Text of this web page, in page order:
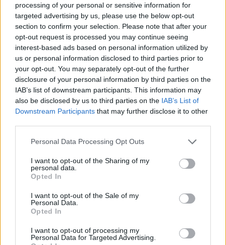
processing of your personal or sensitive information for
targeted advertising by us, please use the below opt-out
section to confirm your selection. Please note that after your
opt-out request is processed you may continue seeing
interest-based ads based on personal information utilized by
us or personal information disclosed to third parties prior to
your opt-out. You may separately opt-out of the further
disclosure of your personal information by third parties on the
IAB’s list of downstream participants. This information may
also be disclosed by us to third parties on the IAB’s List of
Downstream Participants that may further disclose it to other
Personal Data Processing Opt Outs
I want to opt-out of the Sharing of my
personal data.
Opted In
I want to opt-out of the Sale of my
Personal Data.
Opted In
I want to opt-out of processing my
Personal Data for Targeted Advertising.
8500-an rendeltek vakon egy autót, amit
nem láttak — megkezdődött a...
2026-08-07
97,6 százalékon áll Norvégia villanyautó-
aránya – közben átrendeződött a márkák
sorrendje
2026-08-07
A BYD hat szabadalommal készül a 2027-es
szilárdtest-akkumulátor-áttörésre
2026-08-08
Supercharger-hálózaton
25 százalékkal sűrűbb energiát rejt az